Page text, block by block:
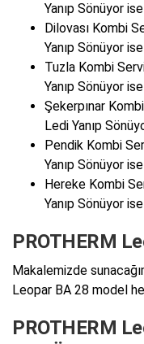
Yanıp Sönüyor ise
Dilovası Kombi
Yanıp Sönüyor ise
Tuzla Kombi
Yanıp Sönüyor ise
Şekerpınar
Ledi Yanıp
Pendik Kombi
Yanıp Sönüyor ise
Hereke Kombi
Yanıp Sönüyor ise
PROTHERM
Makalemizde
Leopar BA 28 model
PROTHERM